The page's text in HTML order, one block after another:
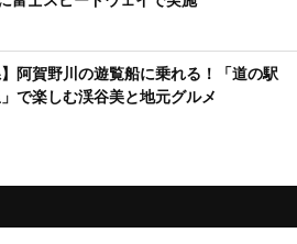
】阿賀野川の遊覧船に乗れる！「道の駅
で楽しむ渓谷美と地元グルメ